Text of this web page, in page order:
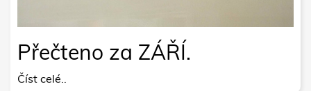
Přečteno za ZÁŘÍ.
Číst celé..